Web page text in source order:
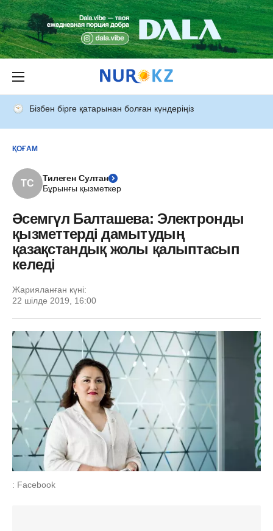
Бізбен бірге қатарынан болған күндеріңіз
ҚОҒАМ
ТС
Тилеген Султан
Бұрынғы қызметкер
Әсемгүл Балташева: Электронды
қызметтерді дамытудың
қазақстандық жолы қалыптасып
келеді
Жарияланған күні:
22 шілде 2019, 16:00
: Facebook